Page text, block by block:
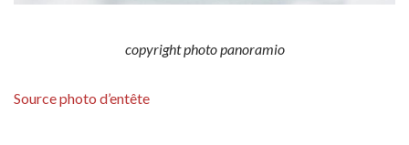
copyright photo panoramio
Source photo d’entête